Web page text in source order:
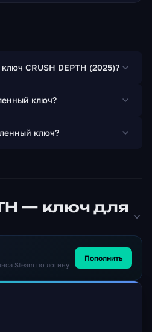
своего спасателя,
свой путь
судьбу экипажа. Станция
CRUSH DEPTH (2025)?
ключ?
ключ?
— ключ для
Steam по логину
Пополнить